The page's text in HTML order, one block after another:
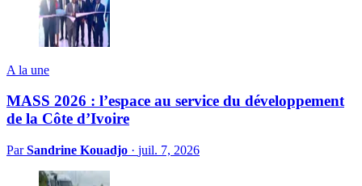
A la une
MASS 2026 : l’espace au service du développement
de la Côte d’Ivoire
ParSandrine Kouadjo · juil. 7, 2026